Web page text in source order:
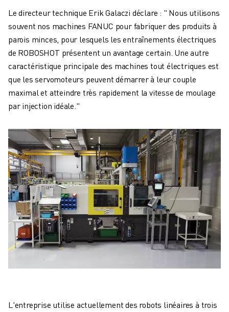
Le directeur technique Erik Galaczi déclare : " Nous utilisons
souvent nos machines FANUC pour fabriquer des produits à
parois minces, pour lesquels les entraînements électriques
de ROBOSHOT présentent un avantage certain. Une autre
caractéristique principale des machines tout électriques est
que les servomoteurs peuvent démarrer à leur couple
maximal et atteindre très rapidement la vitesse de moulage
par injection idéale."
L'entreprise utilise actuellement des robots linéaires à trois